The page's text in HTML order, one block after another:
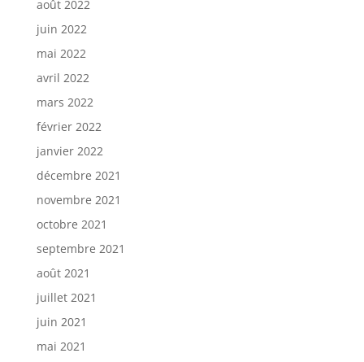
août 2022
juin 2022
mai 2022
avril 2022
mars 2022
février 2022
janvier 2022
décembre 2021
novembre 2021
octobre 2021
septembre 2021
août 2021
juillet 2021
juin 2021
mai 2021